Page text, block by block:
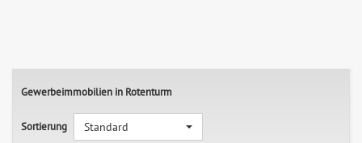
Gewerbeimmobilien in Rotenturm
Sortierung
Standard